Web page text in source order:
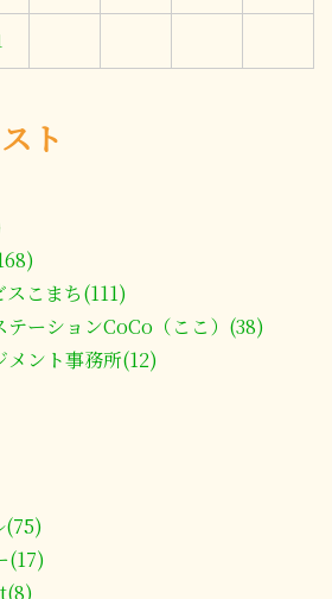
ト
こまち(111)
テーションCoCo（ここ）(38)
メント事務所(12)
(75)
(17)